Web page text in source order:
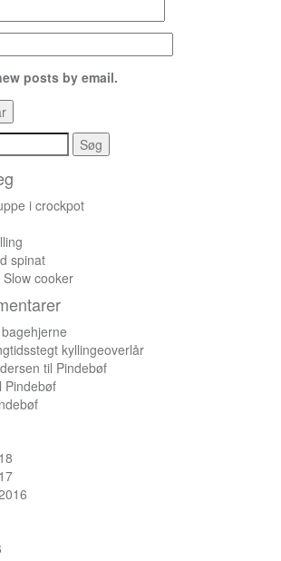
posts by email.
i crockpot
spinat
cooker
kyllingeoverlår
til Pindebøf
Pindebøf